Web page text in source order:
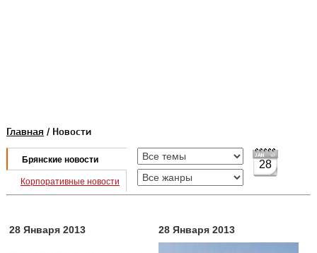
Главная / Новости
Брянские новости
Корпоративные новости
28
28 Января 2013 28 Января 2013